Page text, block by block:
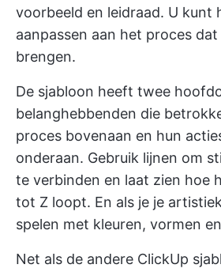
voorbeeld en leidraad. U kunt
aanpassen aan het proces
brengen.
De sjabloon heeft twee
belanghebbenden die
proces bovenaan en hun
onderaan. Gebruik lijnen om
te verbinden en laat zien hoe
tot Z loopt. En als je je
spelen met kleuren, vormen
Net als de andere ClickUp